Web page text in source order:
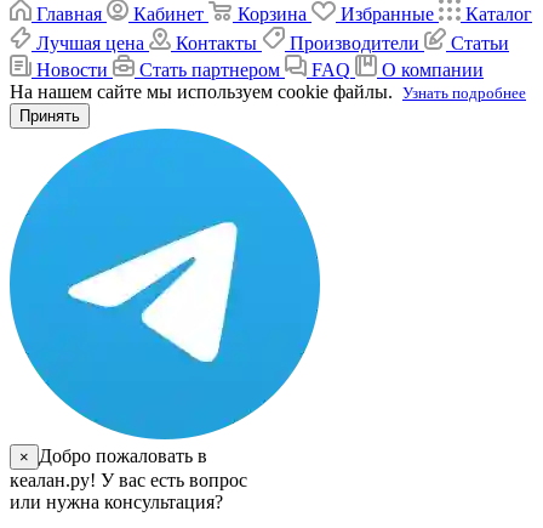
Главная
Кабинет Корзина Избранные
Каталог
Лучшая цена
Контакты Производители
Статьи
Новости
Стать партнером FAQ
О компании
На нашем сайте мы используем cookie файлы. Узнать подробнее
Принять
×
Добро пожаловать в
кеалан.ру! У вас есть вопрос
или нужна консультация?